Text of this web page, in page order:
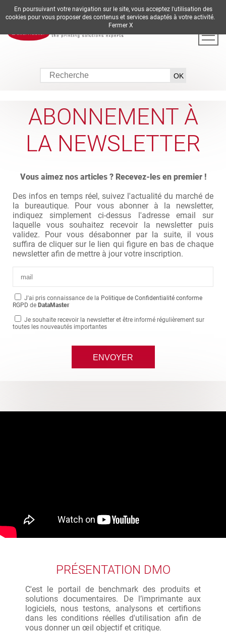
DE EN ES FR IT
ABONNEMENT À
LA NEWSLETTER
Vous aimez nos articles ? Recevez-les en premier !
Des infos en temps réel, suivez l'actualité du marché de
la bureautique. Pour vous abonner à la newsletter,
indiquez simplement ci-dessus l'adresse email sur
laquelle vous souhaitez recevoir la newsletter puis
validez. Pour vous désabonner par la suite, il vous
suffira de cliquer sur le lien qui figure en bas de chaque
newsletter afin de mettre à jour votre inscription.
J'ai pris connaissance de la Politique de Confidentialité conforme
RGPD de DataMaster
Je souhaite recevoir la newsletter et être informé régulièrement sur
toutes les nouveautés importantes
PRÉSENTATION DMO
C'est le portail de benchmark des produits et
solutions documentaires. De l’imprimante aux
logiciels, nous testons, analysons et certifions
dans les conditions réelles d'utilisation afin de
vous donner un œil objectif et critique.
En poursuivant votre navigation sur le site, vous acceptez l'utilisation des
cookies pour vous proposer des contenus et services adaptés à votre activité.
Fermer X